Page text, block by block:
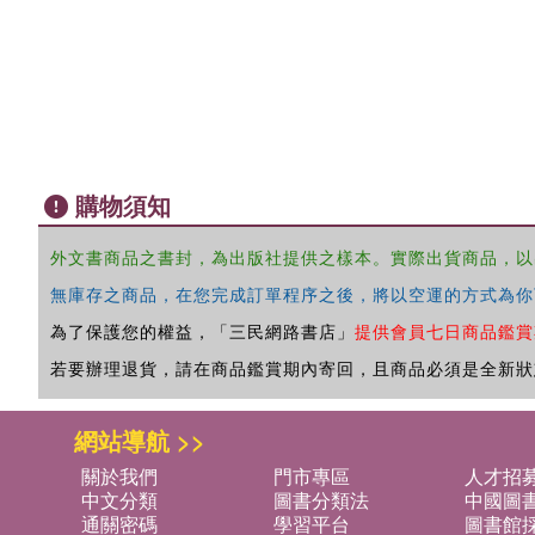
購物須知
外文書商品之書封，為出版社提供之樣本。實際出貨商品，
無庫存之商品，在您完成訂單程序之後，將以空運的方式為
為了保護您的權益，「三民網路書店」 提供會員七日商品鑑
若要辦理退貨，請在商品鑑賞期內寄回，且商品必須是全新
網站導航 >>
關於我們 門市專區
人才招
中文分類
圖書分類法
中國圖
通關密碼
學習平台
圖書館